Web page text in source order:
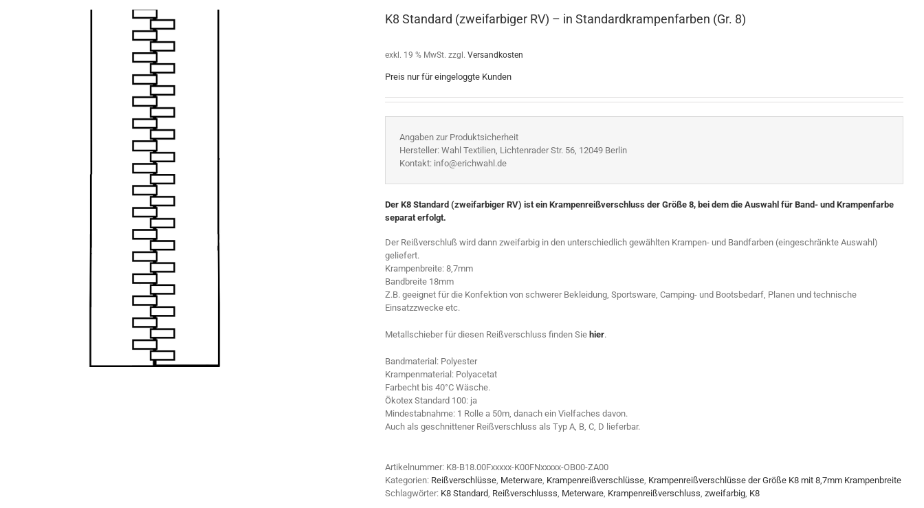
K8 Standard (zweifarbiger RV) – in Standardkrampenfarben (Gr. 8)
exkl. 19 % MwSt. zzgl. Versandkosten
Preis nur für eingeloggte Kunden
Angaben zur Produktsicherheit
Hersteller: Wahl Textilien, Lichtenrader Str. 56, 12049 Berlin
Kontakt: info@erichwahl.de
Der K8 Standard (zweifarbiger RV) ist ein Krampenreißverschluss der Größe 8, bei dem die Auswahl für Band- und Krampenfarbe
separat erfolgt.
Der Reißverschluß wird dann zweifarbig in den unterschiedlich gewählten Krampen- und Bandfarben (eingeschränkte Auswahl)
geliefert.
Krampenbreite: 8,7mm
Bandbreite 18mm
Z.B. geeignet für die Konfektion von schwerer Bekleidung, Sportsware, Camping- und Bootsbedarf, Planen und technische
Einsatzzwecke etc.
Metallschieber für diesen Reißverschluss finden Sie hier.
Bandmaterial: Polyester
Krampenmaterial: Polyacetat
Farbecht bis 40°C Wäsche.
Ökotex Standard 100: ja
Mindestabnahme: 1 Rolle a 50m, danach ein Vielfaches davon.
Auch als geschnittener Reißverschluss als Typ A, B, C, D lieferbar.
Artikelnummer: K8-B18.00Fxxxxx-K00FNxxxxx-OB00-ZA00
Kategorien: Reißverschlüsse Meterware Krampenreißverschlüsse Krampenreißverschlüsse der Größe K8 mit 8,7mm Krampenbreite
Schlagwörter: K8 Standard Reißverschlusss Meterware Krampenreißverschluss zweifarbig K8